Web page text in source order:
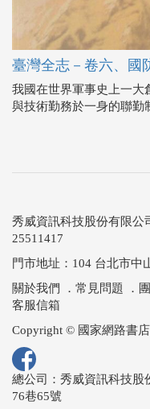
臺灣全志－卷六、國
我國在世界軍事史上一大
與技術勤務於一身的聯勤
秀威資訊科技股份有限
25511417
門市地址：104 台北市中
關於我們
． 常見問題 ．
客服信箱
Copyright © 國家網路書店
總公司：秀威資訊科技股
76巷65號